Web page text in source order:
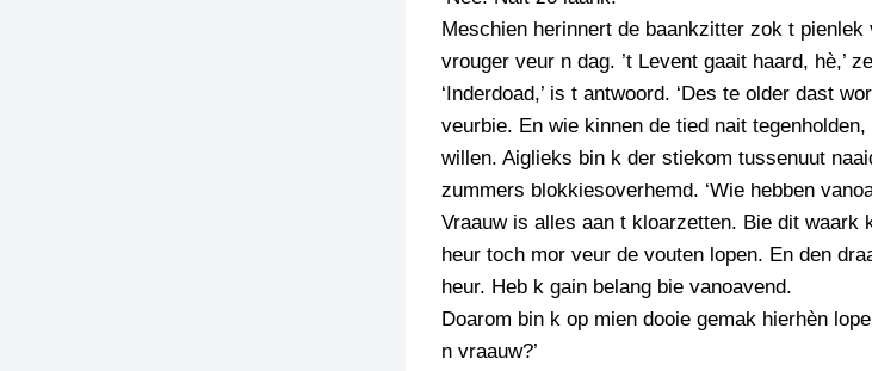
Meschien herinnert de baankzitter zok t
vrouger veur n dag. ’t Levent gaait haard, hè,’
‘Inderdoad,’ is t antwoord. ‘Des te older dast
veurbie. En wie kinnen de tied nait
willen. Aiglieks bin k der stiekom tussenuut
zummers blokkiesoverhemd. ‘Wie hebben
Vraauw is alles aan t kloarzetten. Bie dit waark
heur toch mor veur de vouten lopen. En den
heur. Heb k gain belang bie vanoavend.
Doarom bin k op mien dooie gemak hierhèn
n vraauw?’